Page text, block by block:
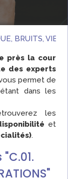
BRUITS,
près la cour
des experts
permet de
dans les
les
et
.